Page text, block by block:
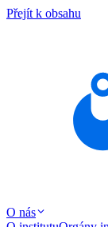
Přejít k obsahu
O nás